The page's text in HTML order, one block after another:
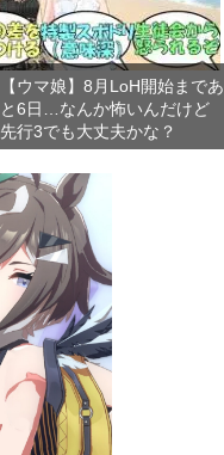
【ウマ娘】8月LoH開始まであ
と6日…なんか怖いんだけど
先行3でも大丈夫かな？